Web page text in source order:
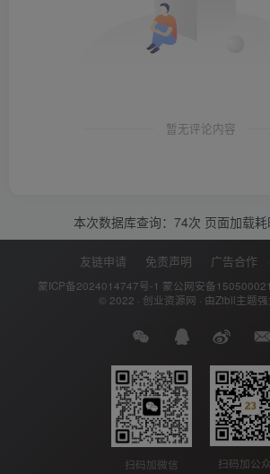
暂无评论内容
本次数据库查询：74次 页面加载
友链申请 免责声明 广告合作
蒙ICP备2024014747号-1 蒙公网安备
© 2022 · 创业资源网 · 由Zibll主题
扫码加微信 扫码加公